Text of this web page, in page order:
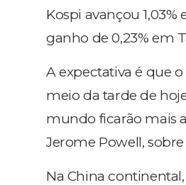
Kospi avançou
ganho de 0,23% em
A expectativa é que
meio da tarde de
mundo ficarão mais
Jerome Powell,
Na China continental,